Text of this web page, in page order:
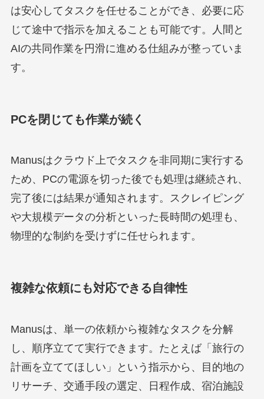
は安心してタスクを任せることができ、必要に応
じて途中で指示を加えることも可能です。人間と
AIの共同作業を円滑に進める仕組みが整っていま
す。
PCを閉じても作業が続く
Manusはクラウド上でタスクを非同期に実行する
ため、PCの電源を切った後でも処理は継続され、
完了後には結果が通知されます。スクレイピング
や大規模データの分析といった長時間の処理も、
物理的な制約を受けずに任せられます。
複雑な依頼にも対応できる自律性
Manusは、単一の依頼から複雑なタスクを分解
し、順序立てて実行できます。たとえば「旅行の
計画を立ててほしい」という指示から、目的地の
リサーチ、交通手段の選定、日程作成、宿泊施設